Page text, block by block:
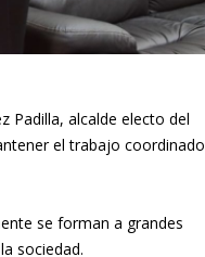
Padilla, alcalde electo del
el trabajo coordinado
se forman a grandes
sociedad.